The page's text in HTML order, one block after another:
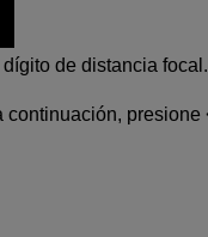
de distancia focal.
continuación, presione